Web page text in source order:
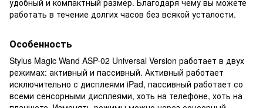
работать в течение долгих часов без всякой усталости.
Особенность
Stylus Magic Wand ASP-02 Universal Version работает в двух
режимах: активный и пассивный. Активный работает
исключительно с дисплеями iPad, пассивный работает со
всеми сенсорными дисплеями, хоть на телефоне, хоть на